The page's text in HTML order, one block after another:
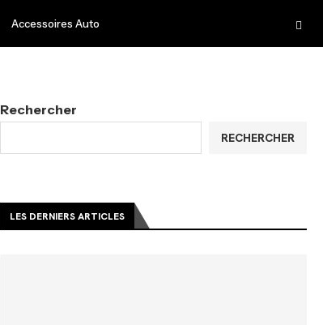
Accessoires Auto
Rechercher
RECHERCHER
LES DERNIERS ARTICLES